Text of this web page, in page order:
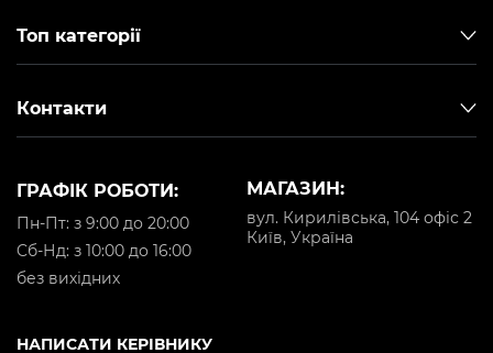
Топ категорії
Контакти
МАГАЗИН:
вул. Кирилівська, 104 офіс 2
Київ, Україна
ГРАФІК РОБОТИ:
Пн-Пт: з 9:00 до 20:00
Cб-Нд: з 10:00 до 16:00
без вихідних
НАПИСАТИ КЕРІВНИКУ